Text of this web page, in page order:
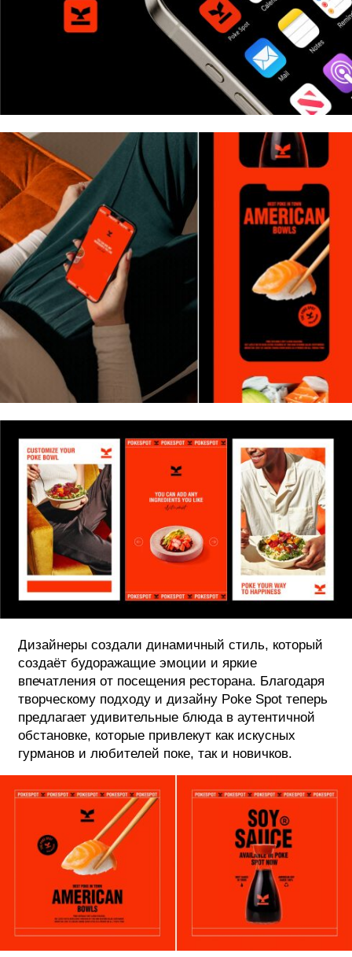
Дизайнеры создали динамичный стиль, который
создаёт будоражащие эмоции и яркие
впечатления от посещения ресторана. Благодаря
творческому подходу и дизайну Poke Spot теперь
предлагает удивительные блюда в аутентичной
обстановке, которые привлекут как искусных
гурманов и любителей поке, так и новичков.